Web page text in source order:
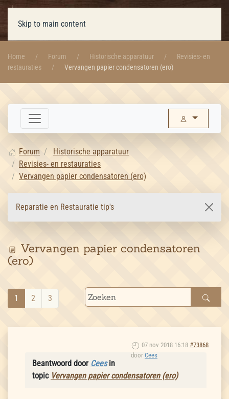
Skip to main content
Home Forum Historische apparatuur
Revisies- en
restauraties
Vervangen papier condensatoren (ero)
Forum
Historische apparatuur
Revisies- en restauraties
Vervangen papier condensatoren (ero)
Reparatie en Restauratie tip's
Vervangen papier condensatoren
(ero)
1 2 3
07 nov 2018 16:18 #73868
door Cees
Beantwoord door Ceesin
topic Vervangen papier condensatoren (ero)